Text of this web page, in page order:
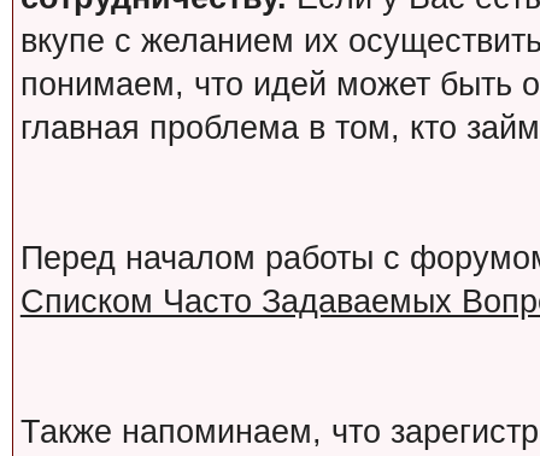
вкупе с желанием их
понимаем, что идей может быть
главная проблема в том, кто
Перед началом работы с
Списком Часто Задаваемых
Также напоминаем, что